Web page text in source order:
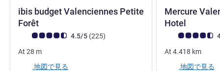
ibis budget Valenciennes Petite
Forêt
お客さまの声 (確認済みレビュー アコーホテルズ)
4.5/5 (225件のレビュー
)
At 28 m
地図で見る
Mercure
Hotel
お客さまの声 (
At 4.418 km
地図で見る